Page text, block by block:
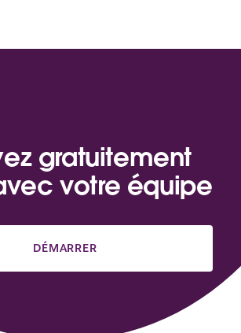
gratuitement
votre équipe
DÉMARRER